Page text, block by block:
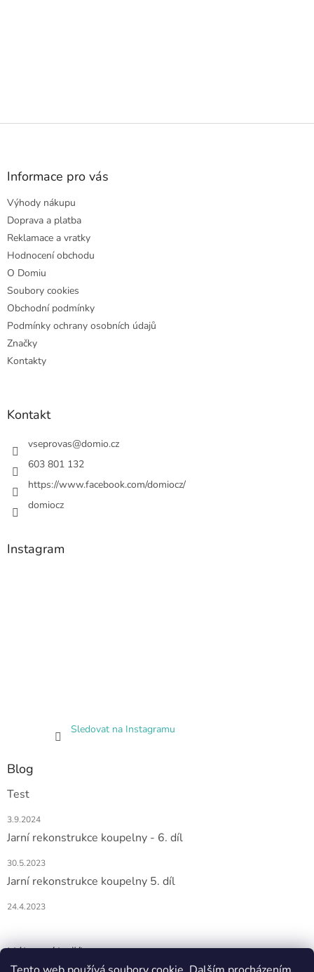
Z
Informace pro vás
Výhody nákupu
Doprava a platba
Reklamace a vratky
Hodnocení obchodu
O Domiu
Soubory cookies
Obchodní podmínky
Podmínky ochrany osobních údajů
Značky
Kontakty
Kontakt
vseprovas@domio.cz
603 801 132
https://www.facebook.com/domiocz/
domiocz
Instagram
Sledovat na Instagramu
Blog
Test
3.9.2024
Jarní rekonstrukce koupelny - 6. díl
30.5.2023
Jarní rekonstrukce koupelny 5. díl
24.4.2023
Nákupní košík